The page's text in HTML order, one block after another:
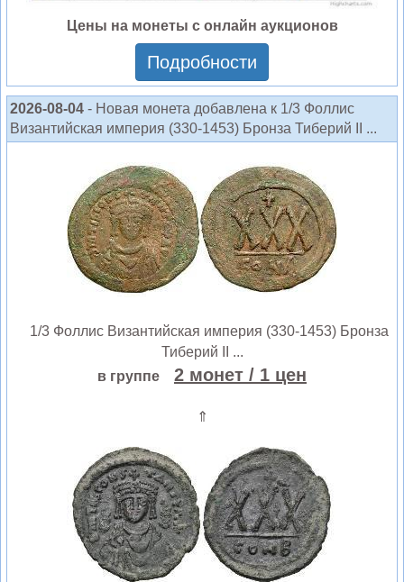
Цены на монеты с онлайн аукционов
Подробности
2026-08-04 - Новая монета добавлена к 1/3 Фоллис
Византийская империя (330-1453) Бронза Тиберий II ...
1/3 Фоллис Византийская империя (330-1453) Бронза
Тиберий II ...
в группе
2 монет / 1 цен
⇑